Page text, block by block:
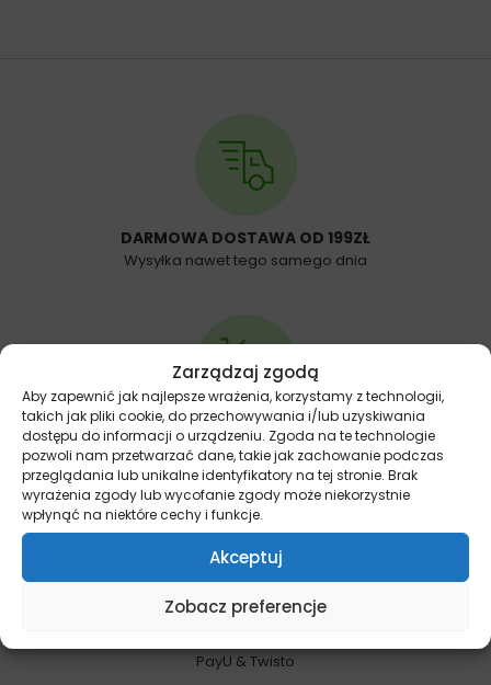
Zarządzaj zgodą
Aby zapewnić jak najlepsze wrażenia, korzystamy z technologii,
takich jak pliki cookie, do przechowywania i/lub uzyskiwania
dostępu do informacji o urządzeniu. Zgoda na te technologie
pozwoli nam przetwarzać dane, takie jak zachowanie podczas
przeglądania lub unikalne identyfikatory na tej stronie. Brak
wyrażenia zgody lub wycofanie zgody może niekorzystnie
wpłynąć na niektóre cechy i funkcje.
Akceptuj
Zobacz preferencje
DARMOWA DOSTAWA OD 199ZŁ
Wysyłka nawet tego samego dnia
14 DNI NA ZWROT
Bez podawania przyczyny
PayU & Twisto